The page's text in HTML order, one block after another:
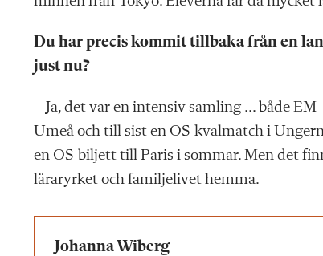
Du har precis kommit tillbaka från en
just nu?
– Ja, det var en intensiv samling … både
Umeå och till sist en OS-kvalmatch i
en OS-biljett till Paris i sommar. Men det
läraryrket och familjelivet hemma.
Johanna Wiberg